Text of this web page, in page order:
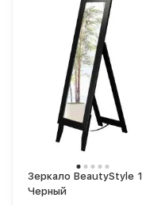
Зеркало BeautyStyle 1
Черный